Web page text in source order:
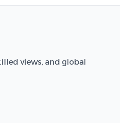
views, and global